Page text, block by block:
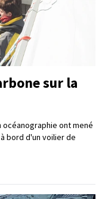
sur la
ont mené
bord d'un voilier de